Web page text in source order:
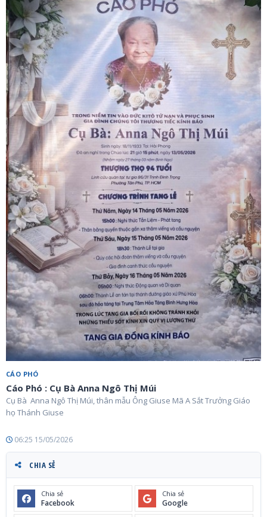
CÁO PHÓ
Cáo Phó : Cụ Bà Anna Ngô Thị Múi
Cụ Bà Anna Ngô Thị Múi, thân mẫu Ông Giuse Mã A Sắt Trưởng Giáo
họ Thánh Giuse
06:25 15/05/2026
CHIA SẺ
Chia sẻ
Facebook
Chia sẻ
Google